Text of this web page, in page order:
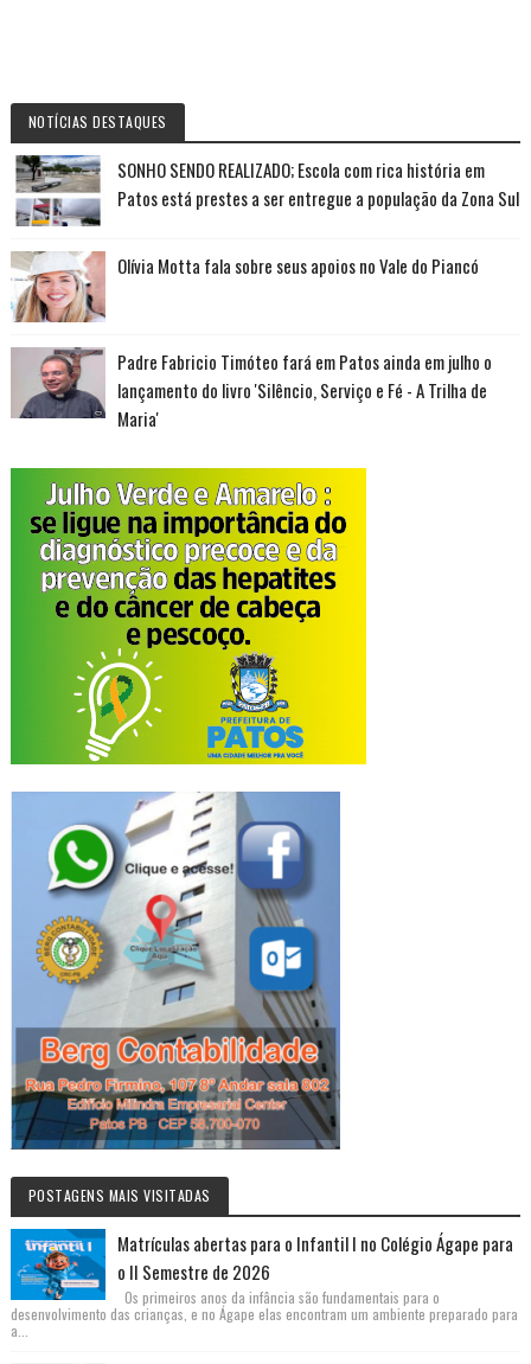
NOTÍCIAS DESTAQUES
SONHO SENDO REALIZADO; Escola com rica história em
Patos está prestes a ser entregue a população da Zona Sul
Olívia Motta fala sobre seus apoios no Vale do Piancó
Padre Fabricio Timóteo fará em Patos ainda em julho o
lançamento do livro 'Silêncio, Serviço e Fé - A Trilha de
Maria'
POSTAGENS MAIS VISITADAS
Matrículas abertas para o Infantil I no Colégio Ágape para
o II Semestre de 2026
Os primeiros anos da infância são fundamentais para o
desenvolvimento das crianças, e no Ágape elas encontram um ambiente preparado para
a...